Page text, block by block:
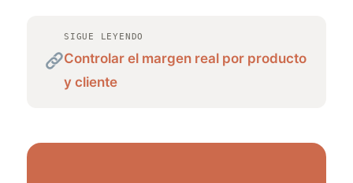
SIGUE LEYENDO
Controlar el margen real por producto
y cliente